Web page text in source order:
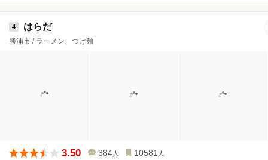
4 はらだ
勝浦市 / ラーメン、つけ麺
3.50 384 人 10581 人